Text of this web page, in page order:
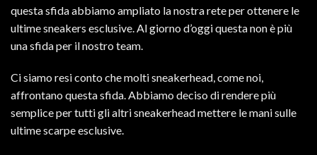
questa sfida abbiamo ampliato la nostra rete per ottenere le
ultime sneakers esclusive. Al giorno d’oggi questa non è più
una sfida per il nostro team.
Ci siamo resi conto che molti sneakerhead, come noi,
affrontano questa sfida. Abbiamo deciso di rendere più
semplice per tutti gli altri sneakerhead mettere le mani sulle
ultime scarpe esclusive.